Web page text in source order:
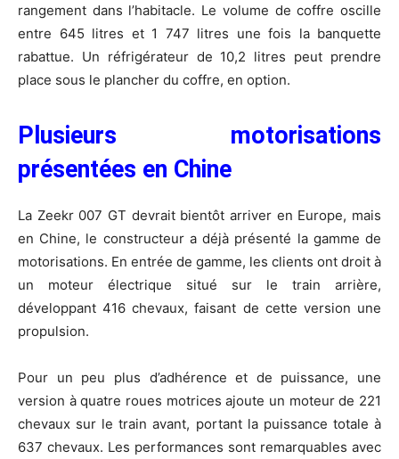
rangement dans l’habitacle. Le volume de coffre oscille
entre 645 litres et 1 747 litres une fois la banquette
rabattue. Un réfrigérateur de 10,2 litres peut prendre
place sous le plancher du coffre, en option.
Plusieurs motorisations
présentées en Chine
La Zeekr 007 GT devrait bientôt arriver en Europe, mais
en Chine, le constructeur a déjà présenté la gamme de
motorisations. En entrée de gamme, les clients ont droit à
un moteur électrique situé sur le train arrière,
développant 416 chevaux, faisant de cette version une
propulsion.
Pour un peu plus d’adhérence et de puissance, une
version à quatre roues motrices ajoute un moteur de 221
chevaux sur le train avant, portant la puissance totale à
637 chevaux. Les performances sont remarquables avec